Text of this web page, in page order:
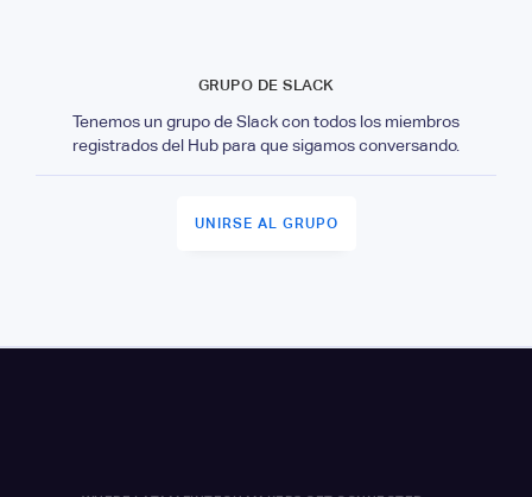
GRUPO DE SLACK
Tenemos un grupo de Slack con todos los miembros
registrados del Hub para que sigamos conversando.
UNIRSE AL GRUPO